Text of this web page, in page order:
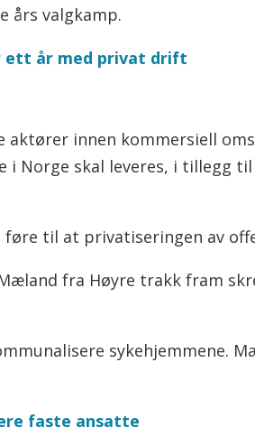
års valgkamp.
ett år med privat drift
innen kommersiell
i Norge skal leveres, i tillegg
til at privatiseringen av
fra Høyre trakk fram
sykehjemmene.
faste ansatte